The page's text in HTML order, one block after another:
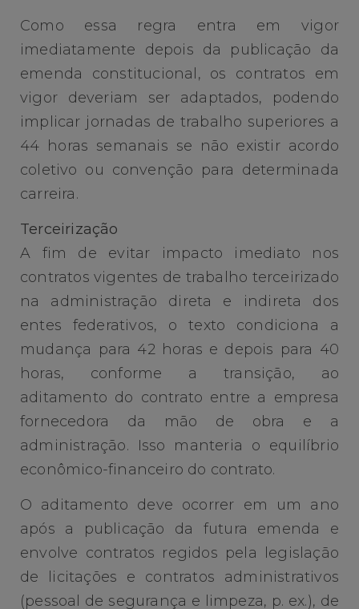
Como essa regra entra em vigor
imediatamente depois da publicação da
emenda constitucional, os contratos em
vigor deveriam ser adaptados, podendo
implicar jornadas de trabalho superiores a
44 horas semanais se não existir acordo
coletivo ou convenção para determinada
carreira.
Terceirização
A fim de evitar impacto imediato nos
contratos vigentes de trabalho terceirizado
na administração direta e indireta dos
entes federativos, o texto condiciona a
mudança para 42 horas e depois para 40
horas, conforme a transição, ao
aditamento do contrato entre a empresa
fornecedora da mão de obra e a
administração. Isso manteria o equilíbrio
econômico-financeiro do contrato.
O aditamento deve ocorrer em um ano
após a publicação da futura emenda e
envolve contratos regidos pela legislação
de licitações e contratos administrativos
(pessoal de segurança e limpeza, p. ex.), de